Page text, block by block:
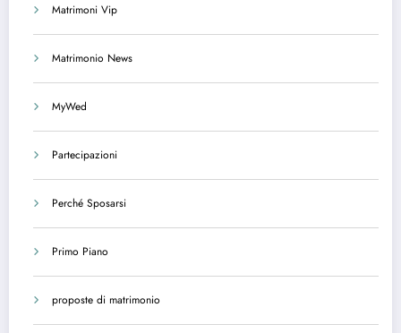
Matrimoni Vip
Matrimonio News
MyWed
Partecipazioni
Perché Sposarsi
Primo Piano
proposte di matrimonio